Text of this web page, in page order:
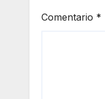
Comentario *